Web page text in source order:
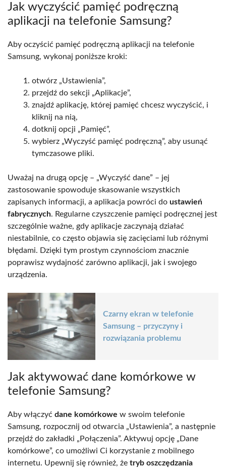
Jak wyczyścić pamięć podręczną
aplikacji na telefonie Samsung?
Aby oczyścić pamięć podręczną aplikacji na telefonie
Samsung, wykonaj poniższe kroki:
otwórz „Ustawienia”,
przejdź do sekcji „Aplikacje”,
znajdź aplikację, której pamięć chcesz wyczyścić, i
kliknij na nią,
dotknij opcji „Pamięć”,
wybierz „Wyczyść pamięć podręczną”, aby usunąć
tymczasowe pliki.
Uważaj na drugą opcję – „Wyczyść dane” – jej
zastosowanie spowoduje skasowanie wszystkich
zapisanych informacji, a aplikacja powróci do ustawień
fabrycznych. Regularne czyszczenie pamięci podręcznej jest
szczególnie ważne, gdy aplikacje zaczynają działać
niestabilnie, co często objawia się zacięciami lub różnymi
błędami. Dzięki tym prostym czynnościom znacznie
poprawisz wydajność zarówno aplikacji, jak i swojego
urządzenia.
Czarny ekran w telefonie
Samsung – przyczyny i
rozwiązania problemu
Jak aktywować dane komórkowe w
telefonie Samsung?
Aby włączyć dane komórkowe w swoim telefonie
Samsung, rozpocznij od otwarcia „Ustawienia”, a następnie
przejdź do zakładki „Połączenia”. Aktywuj opcję „Dane
komórkowe”, co umożliwi Ci korzystanie z mobilnego
internetu. Upewnij się również, że tryb oszczędzania